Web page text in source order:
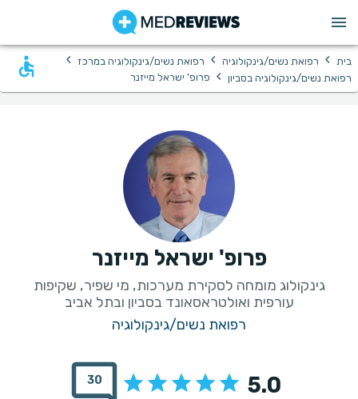
בית › רפואת נשים/גינקולוגיה › רפואת נשים/גינקולוגיה במרכז ›
רפואת נשים/גינקולוגיה בסביון › פרופ' ישראל מייזנר
פרופ' ישראל מייזנר
גינקולוג מומחה לסקירת מערכות, מי שפיר, שקיפות
עורפית ואולטראסאונד בסביון ובתל אביב
רפואת נשים/גינקולוגיה
5.0
30